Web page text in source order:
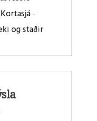
Kortasjá
og staðir